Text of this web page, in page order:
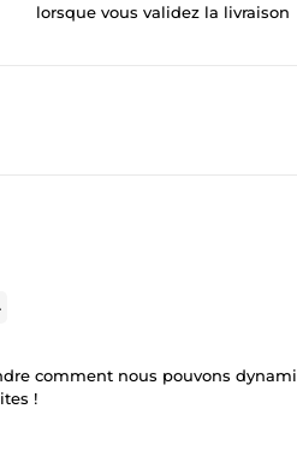
lorsque vous validez la livraison
comment nous pouvons
!